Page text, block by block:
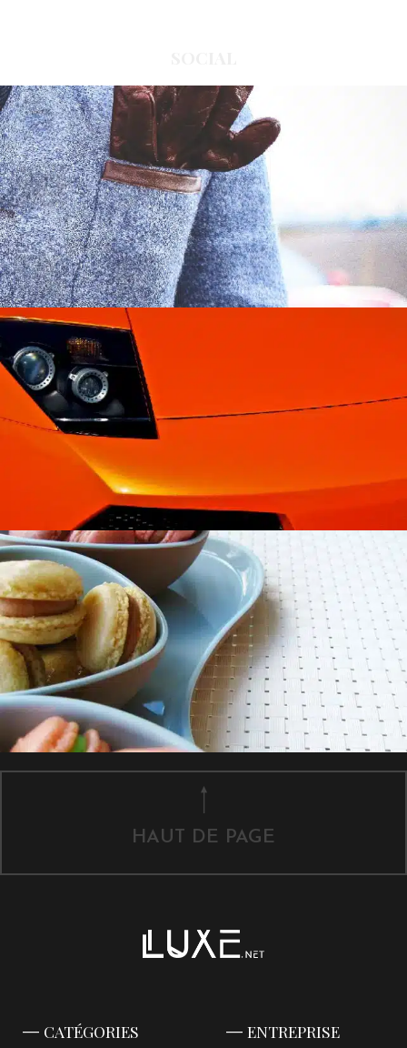
HAUT DE PAGE
CATÉGORIES ENTREPRISE